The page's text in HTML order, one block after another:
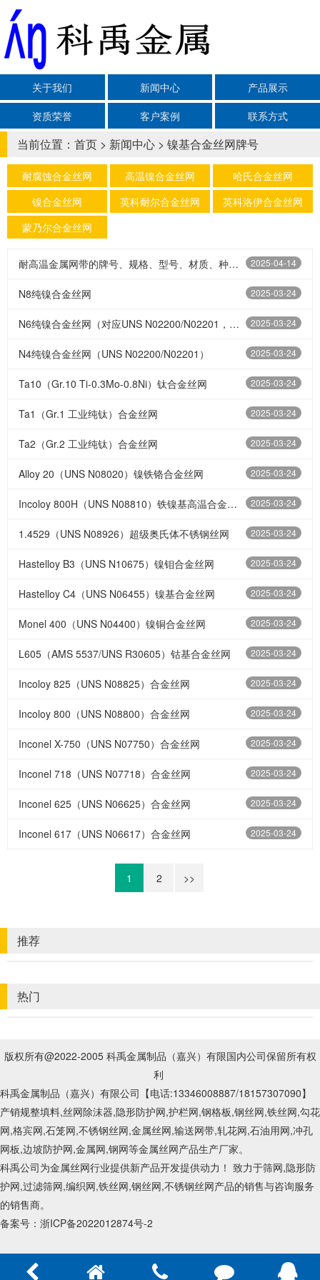
关于我们 新闻中心
产品展示
资质荣誉
客户案例 联系方式
当前位置： 首页 > 新闻中心 > 镍基合金丝网牌号
耐腐蚀合金丝网 高温镍合金丝网
哈氏合金丝网
镍合金丝网
英科耐尔合金丝网
英科洛伊合金丝网
蒙乃尔合金丝网
2025-04-14
耐高温金属网带的牌号、规格、型号、材质、种类、特性、用途
2025-03-24
N8纯镍合金丝网
2025-03-24
N6纯镍合金丝网（对应UNS N02200/N02201，高纯度镍）‌
2025-03-24
N4纯镍合金丝网（UNS N02200/N02201）‌
2025-03-24
‌Ta10（Gr.10 Ti-0.3Mo-0.8Ni）钛合金丝网‌
2025-03-24
Ta1（Gr.1 工业纯钛）合金丝网‌
2025-03-24
Ta2（Gr.2 工业纯钛）合金丝网‌
2025-03-24
Alloy 20（UNS N08020）镍铁铬合金丝网‌
2025-03-24
Incoloy 800H（UNS N08810）铁镍基高温合金丝网‌
2025-03-24
‌1.4529（UNS N08926）超级奥氏体不锈钢丝网‌
2025-03-24
Hastelloy B3（UNS N10675）镍钼合金丝网‌
2025-03-24
Hastelloy C4（UNS N06455）镍基合金丝网‌
2025-03-24
‌Monel 400（UNS N04400）镍铜合金丝网
2025-03-24
L605（AMS 5537/UNS R30605）钴基合金丝网‌
2025-03-24
‌Incoloy 825（UNS N08825）合金丝网‌
2025-03-24
‌Incoloy 800（UNS N08800）合金丝网‌
2025-03-24
‌Inconel X-750（UNS N07750）合金丝网‌
2025-03-24
Inconel 718（UNS N07718）合金丝网‌
2025-03-24
‌Inconel 625（UNS N06625）合金丝网‌
2025-03-24
‌Inconel 617（UNS N06617）合金丝网‌
1 2 >>
推荐
热门
版权所有@2022-2005 科禹金属制品（嘉兴）有限国内公司保留所有权
利
科禹金属制品（嘉兴）有限公司【电话:13346008887/18157307090】
产销规整填料,丝网除沫器,隐形防护网,护栏网,钢格板,钢丝网,铁丝网,勾花
网,格宾网,石笼网,不锈钢丝网,金属丝网,输送网带,轧花网,石油用网,冲孔
网板,边坡防护网,金属网,钢网等金属丝网产品生产厂家。
科禹公司为金属丝网行业提供新产品开发提供动力！ 致力于筛网,隐形防
护网,过滤筛网,编织网,铁丝网,钢丝网,不锈钢丝网产品的销售与咨询服务
的销售商。
备案号： 浙ICP备2022012874号-2